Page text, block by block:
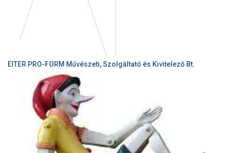
EITER PRO-FORM Művészeti, Szolgáltató és Kivitelező Bt.